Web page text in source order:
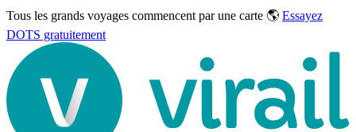
Tous les grands voyages commencent par une carte 🌎 Essayez
DOTS gratuitement